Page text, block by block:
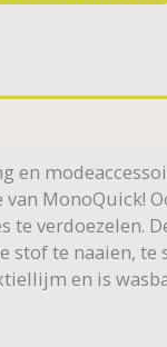
en
MonoQuick!
te verdoezelen.
stof te naaien, te
en is